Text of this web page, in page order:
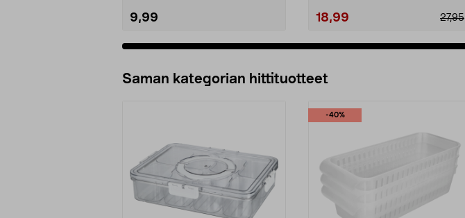
9,99 27,95
18,99
Saman kategorian hittituotteet
-40%